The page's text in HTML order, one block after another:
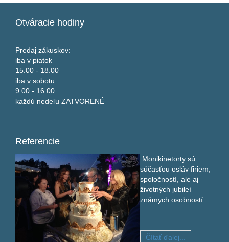
Otváracie hodiny
Predaj zákuskov:
iba v piatok
15.00 - 18.00
iba v sobotu
9.00 - 16.00
každú nedeľu ZATVORENÉ
Referencie
Monikinetorty sú
súčasťou osláv firiem,
spoločností, ale aj
životných jubileí
známych osobností.
Čítať ďalej...